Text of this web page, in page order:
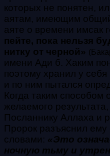
которых не понятен,
аятам, имеющим
аяте о времени имсак
пейте, пока нельзя
нитку от черной»
имени Ади б. Хаким
поэтому хранил у
и по ним пытался
Когда таким способом
желаемого
Посланнику Аллаха и
Пророк разъяснил ему
словами: «Это
ночную тьму и